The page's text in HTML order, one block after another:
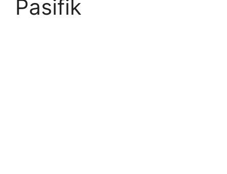
Pasifik